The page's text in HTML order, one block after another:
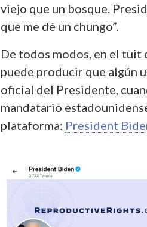
viejo que un bosque.
que me dé un chungo”.
De todos modos, en el tuit
puede producir que algún
oficial del Presidente,
mandatario
plataforma: President